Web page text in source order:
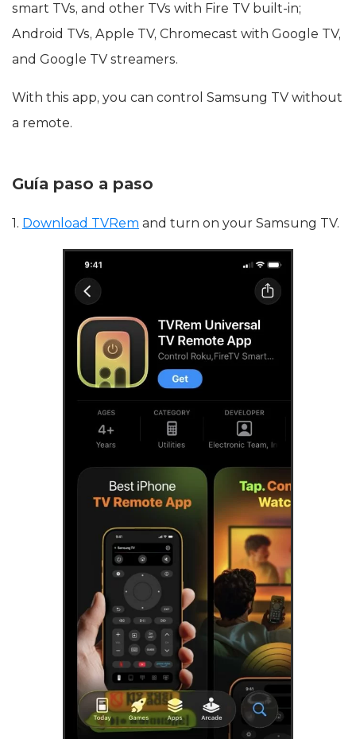
smart TVs, and other TVs with Fire TV built-in;
Android TVs, Apple TV, Chromecast with Google TV,
and Google TV streamers.
With this app, you can control Samsung TV without
a remote.
Guía paso a paso
1. Download TVRem and turn on your Samsung TV.